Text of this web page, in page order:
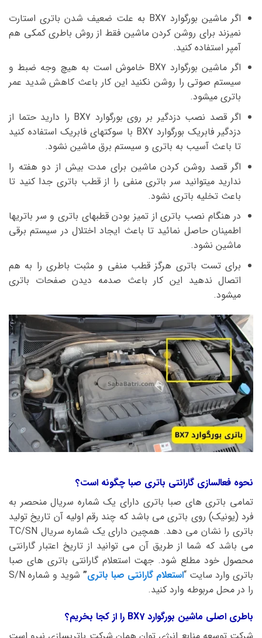
اگر ماشین بورگوارد BX7 به علت ضعیف شدن باتری استارت
نمیزند برای روشن کردن ماشین فقط از روش باطری کمکی هم
آمپر استفاده کنید.
اگر ماشین بورگوارد BX7 خاموش است به هیچ وجه ضبط و
سیستم صوتی را روشن نکنید این کار باعث کاهش شدید عمر
باتری میشود.
اگر قصد نصب دزدگیر بر روی بورگوارد BX7 را دارید حتما از
دزدگیر فابریک بورگوارد BX7 با سوکتهای فابریک استفاده کنید
تا باعث آسیب به باتری و سیستم برق ماشین نشود.
اگر قصد روشن کردن ماشین برای مدت بیش از دو هفته را
ندارید میتوانید سر باتری منفی را از قطب باتری جدا کنید تا
باعث تخلیه باتری نشود.
در هنگام نصب باتری از تمیز بودن قطبهای باتری و سر باتریها
اطمینان حاصل نمائید تا باعث ایجاد اختلال در سیستم برقی
ماشین نشود.
برای تست باتری هرگز قطب منفی و مثبت باطری را به هم
اتصال ندهید این کار باعث صدمه دیدن صفحات باتری
میشود.
نحوه فعالسازی گارانتی باتری صبا چگونه است؟
تمامی باتری های صبا باتری دارای یک شماره سریال منحصر به
فرد (یونیک) روی باتری می باشد که چند رقم اولیه آن تاریخ تولید
باتری را نشان می دهد. همچین دارای یک شماره سریال TC/SN
می باشد که شما از طریق آن می توانید از تاریخ اعتبار گارانتی
محصول خود مطلع شود. جهت استعلام گارانتی باتری های صبا
باتری وارد سایت “استعلام گارانتی صبا باتری”
شوید و شماره S/N
را در محل مربوطه وارد کنید.
باطری اصلی ماشین بورگوارد BX7 را از کجا بخریم؟